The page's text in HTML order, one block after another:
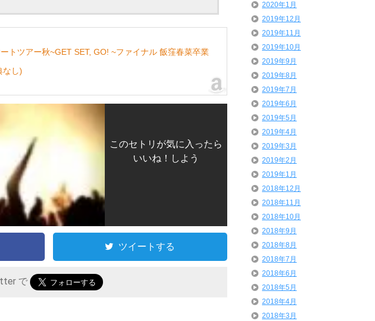
トツアー秋~GET SET, GO! ~ファイナル 飯窪春菜卒業
なし)
このセトリが気に入ったら
いいね！しよう
ツイートする
で
2020年1月
2019年12月
2019年11月
2019年10月
2019年9月
2019年8月
2019年7月
2019年6月
2019年5月
2019年4月
2019年3月
2019年2月
2019年1月
2018年12月
2018年11月
2018年10月
2018年9月
2018年8月
2018年7月
2018年6月
2018年5月
2018年4月
2018年3月